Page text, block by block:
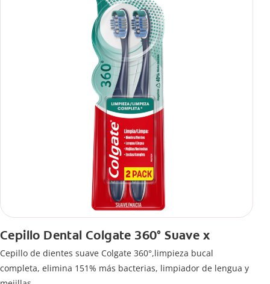
Cepillo Dental Colgate 360° Suave x
Cepillo de dientes suave Colgate 360°,limpieza bucal
completa, elimina 151% más bacterias, limpiador de lengua y